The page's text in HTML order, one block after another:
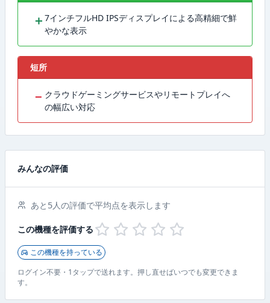
＋ 7インチフルHD IPSディスプレイによる高精細で鮮
やかな表示
短所
− クラウドゲーミングサービスやリモートプレイへ
の幅広い対応
みんなの評価
あと5人の評価で平均点を表示します
この機種を評価する
この機種を持っている
ログイン不要・1タップで送れます。押し直せばいつでも変更できま
す。